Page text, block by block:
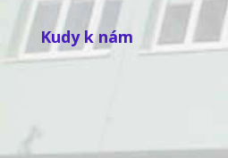
Kudy k nám